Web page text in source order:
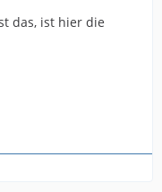
das, ist hier die